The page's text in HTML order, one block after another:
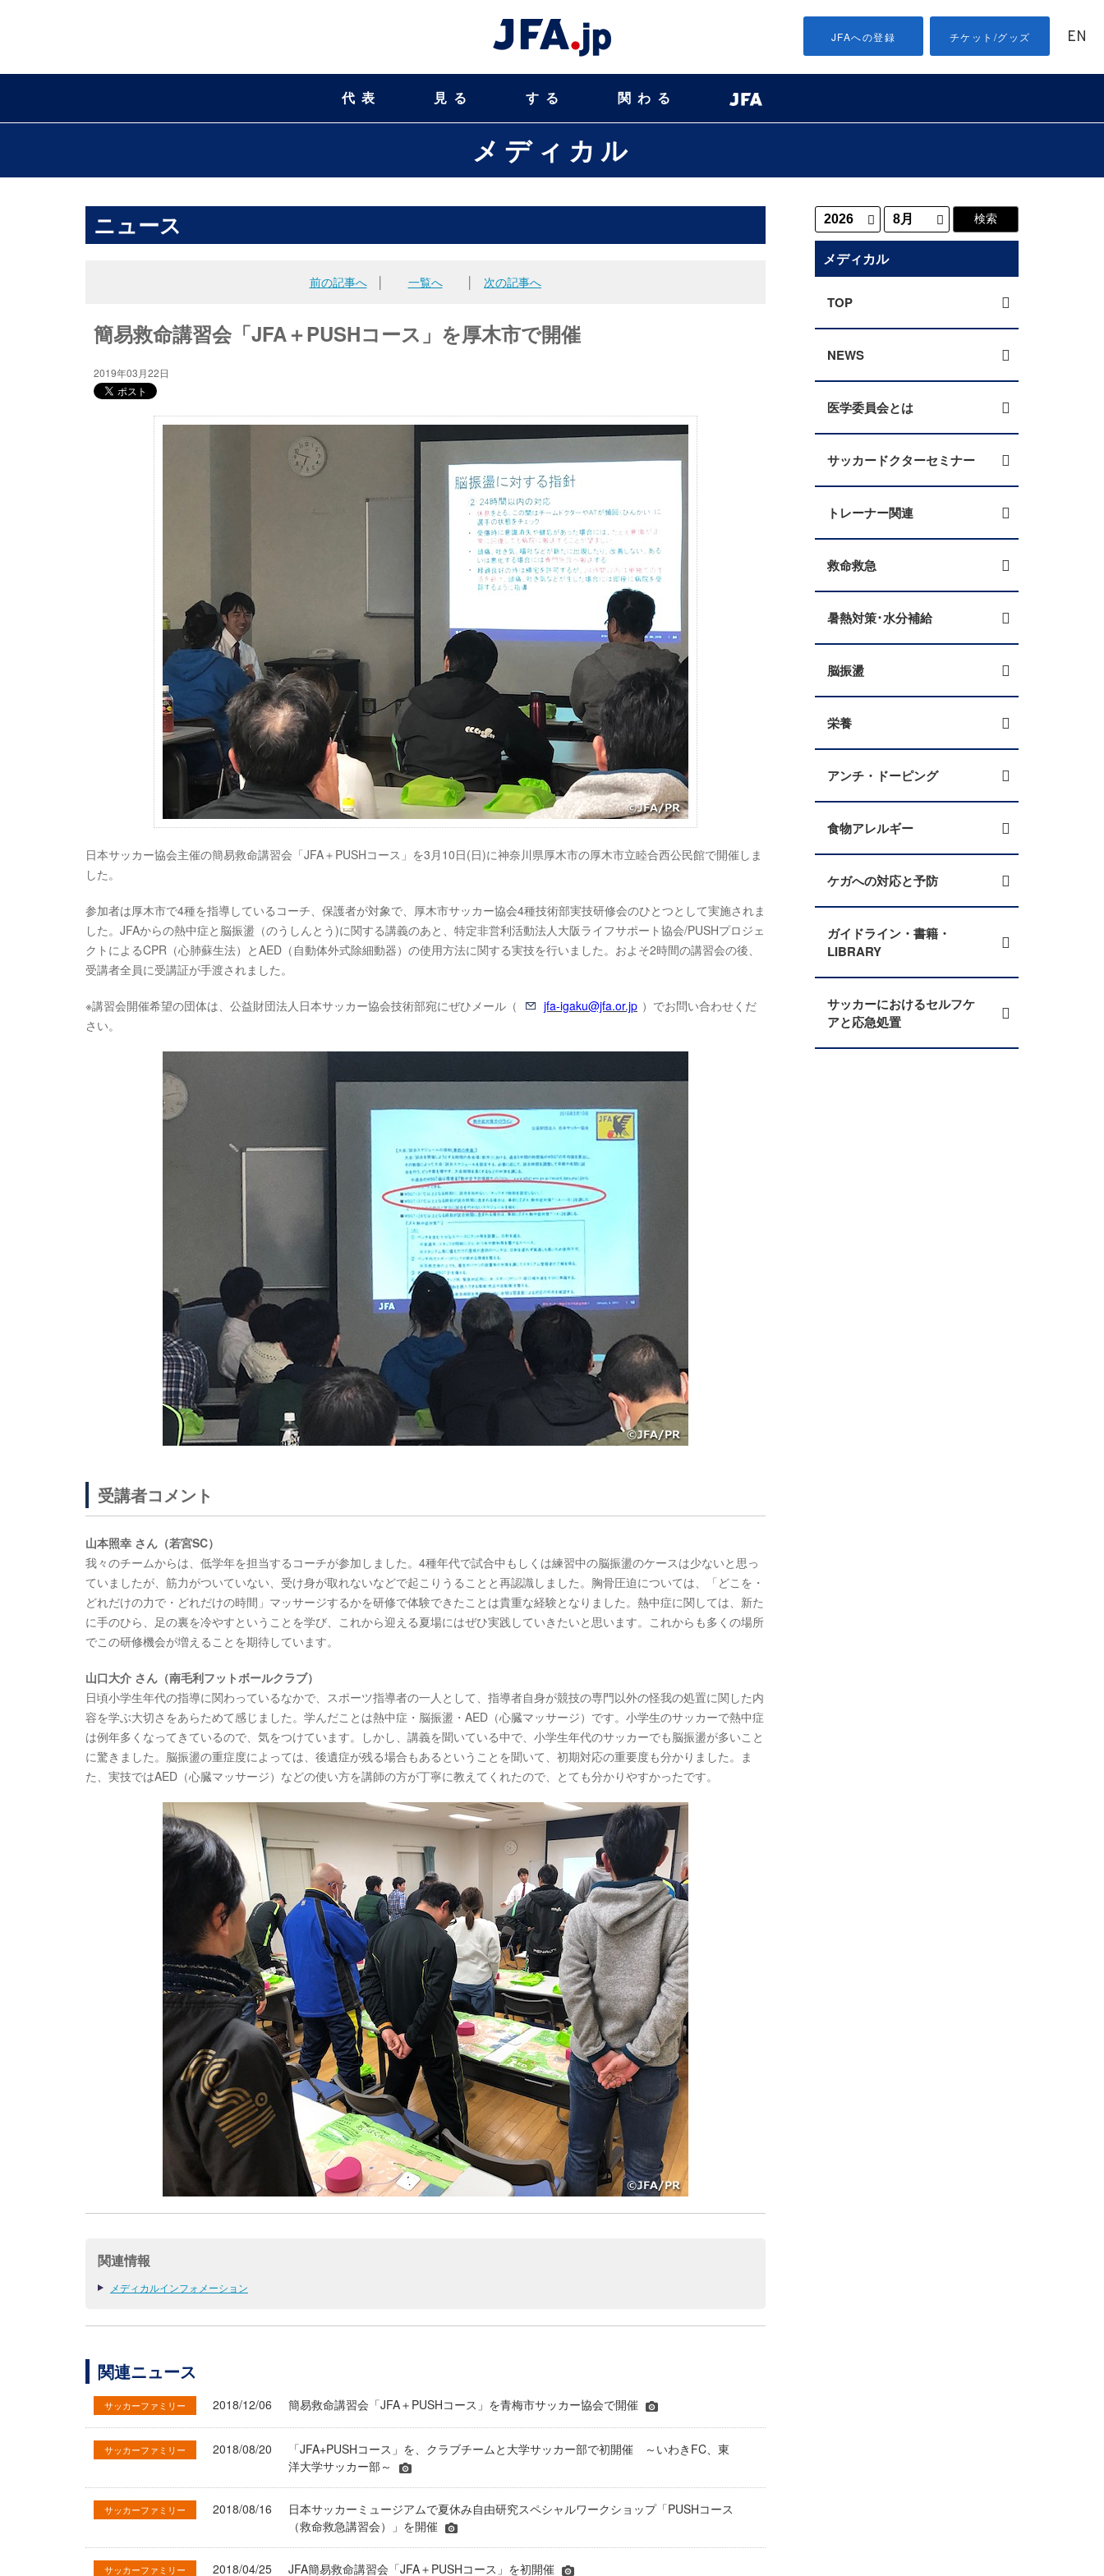
JFAへの登録 チケット/グッズ EN
代表 見る する 関わる
メディカル
ニュース
前の記事へ│ 一覧へ 次の記事へ
簡易救命講習会「JFA＋PUSHコース」を厚木市で開催
2019年03月22日
日本サッカー協会主催の簡易救命講習会「JFA＋PUSHコース」を3月10日(日)に神奈川県厚木市の厚木市立睦合西公民館で開催しま
した。
参加者は厚木市で4種を指導しているコーチ、保護者が対象で、厚木市サッカー協会4種技術部実技研修会のひとつとして実施されま
した。JFAからの熱中症と脳振盪（のうしんとう)に関する講義のあと、特定非営利活動法人大阪ライフサポート協会/PUSHプロジェ
クトによるCPR（心肺蘇生法）とAED（自動体外式除細動器）の使用方法に関する実技を行いました。およそ2時間の講習会の後、
受講者全員に受講証が手渡されました。
※講習会開催希望の団体は、公益財団法人日本サッカー協会技術部宛にぜひメール（ jfa-igaku@jfa.or.jp ）でお問い合わせくだ
さい。
受講者コメント
山本照幸 さん（若宮SC）
我々のチームからは、低学年を担当するコーチが参加しました。4種年代で試合中もしくは練習中の脳振盪のケースは少ないと思っ
ていましたが、筋力がついていない、受け身が取れないなどで起こりうることと再認識しました。胸骨圧迫については、「どこを・
どれだけの力で・どれだけの時間」マッサージするかを研修で体験できたことは貴重な経験となりました。熱中症に関しては、新た
に手のひら、足の裏を冷やすということを学び、これから迎える夏場にはぜひ実践していきたいと思います。これからも多くの場所
でこの研修機会が増えることを期待しています。
山口大介 さん（南毛利フットボールクラブ）
日頃小学生年代の指導に関わっているなかで、スポーツ指導者の一人として、指導者自身が競技の専門以外の怪我の処置に関した内
容を学ぶ大切さをあらためて感じました。学んだことは熱中症・脳振盪・AED（心臓マッサージ）です。小学生のサッカーで熱中症
は例年多くなってきているので、気をつけています。しかし、講義を聞いている中で、小学生年代のサッカーでも脳振盪が多いこと
に驚きました。脳振盪の重症度によっては、後遺症が残る場合もあるということを聞いて、初期対応の重要度も分かりました。ま
た、実技ではAED（心臓マッサージ）などの使い方を講師の方が丁寧に教えてくれたので、とても分かりやすかったです。
関連情報
メディカルインフォメーション
関連ニュース
サッカーファミリー 2018/12/06 簡易救命講習会「JFA＋PUSHコース」を青梅市サッカー協会で開催
サッカーファミリー 2018/08/20
「JFA+PUSHコース」を、クラブチームと大学サッカー部で初開催 ～いわきFC、東
洋大学サッカー部～
サッカーファミリー 2018/08/16
日本サッカーミュージアムで夏休み自由研究スペシャルワークショップ「PUSHコース
（救命救急講習会）」を開催
サッカーファミリー 2018/04/25 JFA簡易救命講習会「JFA＋PUSHコース」を初開催
メディカル
TOP
NEWS
医学委員会とは
サッカードクターセミナー
トレーナー関連
救命救急
暑熱対策･水分補給
脳振盪
栄養
アンチ・ドーピング
食物アレルギー
ケガへの対応と予防
ガイドライン・書籍・
LIBRARY
サッカーにおけるセルフケ
アと応急処置